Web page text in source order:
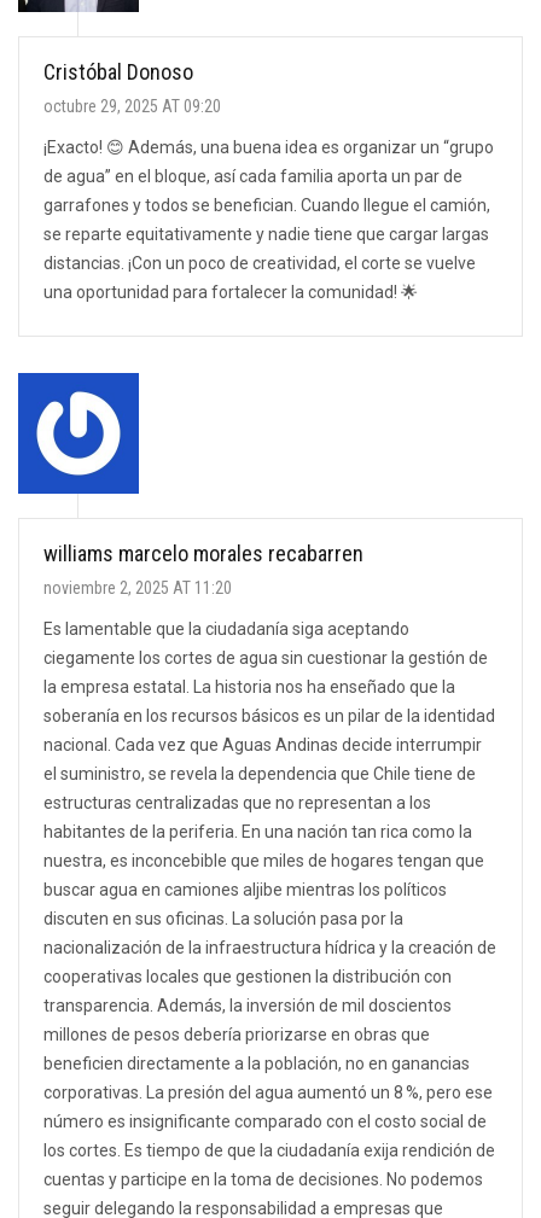
Cristóbal Donoso
octubre 29, 2025 AT 09:20
¡Exacto! 😊 Además, una buena idea es organizar un “grupo
de agua” en el bloque, así cada familia aporta un par de
garrafones y todos se benefician. Cuando llegue el camión,
se reparte equitativamente y nadie tiene que cargar largas
distancias. ¡Con un poco de creatividad, el corte se vuelve
una oportunidad para fortalecer la comunidad! 🌟
williams marcelo morales recabarren
noviembre 2, 2025 AT 11:20
Es lamentable que la ciudadanía siga aceptando
ciegamente los cortes de agua sin cuestionar la gestión de
la empresa estatal. La historia nos ha enseñado que la
soberanía en los recursos básicos es un pilar de la identidad
nacional. Cada vez que Aguas Andinas decide interrumpir
el suministro, se revela la dependencia que Chile tiene de
estructuras centralizadas que no representan a los
habitantes de la periferia. En una nación tan rica como la
nuestra, es inconcebible que miles de hogares tengan que
buscar agua en camiones aljibe mientras los políticos
discuten en sus oficinas. La solución pasa por la
nacionalización de la infraestructura hídrica y la creación de
cooperativas locales que gestionen la distribución con
transparencia. Además, la inversión de mil doscientos
millones de pesos debería priorizarse en obras que
beneficien directamente a la población, no en ganancias
corporativas. La presión del agua aumentó un 8 %, pero ese
número es insignificante comparado con el costo social de
los cortes. Es tiempo de que la ciudadanía exija rendición de
cuentas y participe en la toma de decisiones. No podemos
seguir delegando la responsabilidad a empresas que